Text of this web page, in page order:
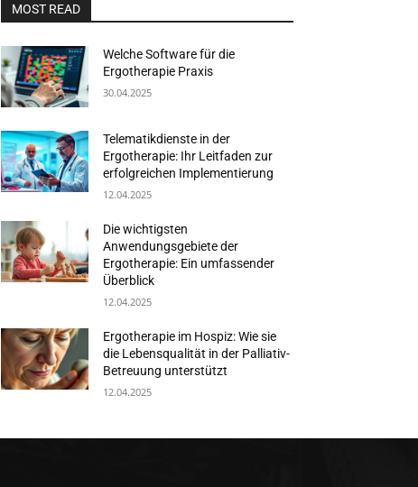
MOST READ
Welche Software für die
Ergotherapie Praxis
30.04.2025
Telematikdienste in der
Ergotherapie: Ihr Leitfaden zur
erfolgreichen Implementierung
12.04.2025
Die wichtigsten
Anwendungsgebiete der
Ergotherapie: Ein umfassender
Überblick
12.04.2025
Ergotherapie im Hospiz: Wie sie
die Lebensqualität in der Palliativ-
Betreuung unterstützt
12.04.2025